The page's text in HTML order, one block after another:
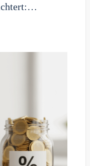
zu
Schlüssel
zum
Erfolg